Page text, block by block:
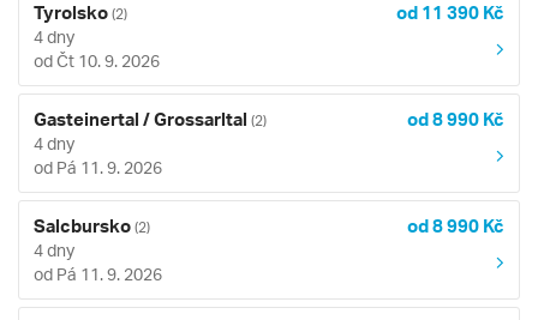
Tyrolsko (2) od 11 390 Kč
4 dny
od Čt 10. 9. 2026
Gasteinertal / Grossarltal (2) od 8 990 Kč
4 dny
od Pá 11. 9. 2026
Salcbursko (2) od 8 990 Kč
4 dny
od Pá 11. 9. 2026